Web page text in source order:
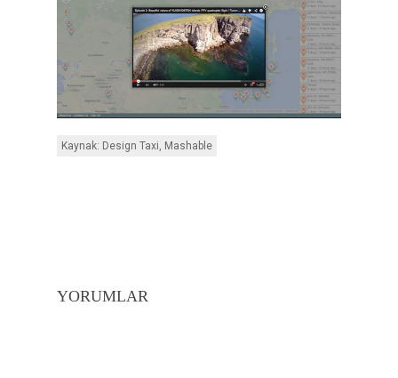
Kaynak: Design Taxi, Mashable
YORUMLAR